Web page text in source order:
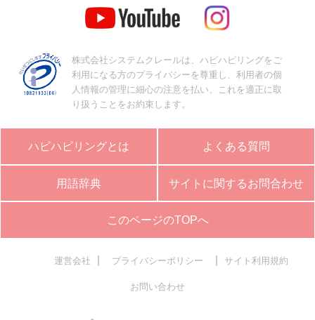
株式会社システムクレールは、ハピハピリングをご
利用になる方のプライバシーを尊重し、利用者の個
人情報の管理に細心の注意を払い、これを適正に取
り扱うことをお約束します。
ハピハピリングとは よくある質問
用語辞典 サイトに関するお問合わせ
このページのTOPへ
運営会社 プライバシーポリシー サイト利用規約
お問い合わせ